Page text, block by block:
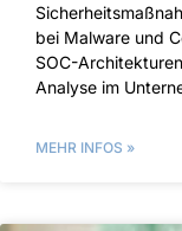
bei Malware und
SOC-
Analyse im
MEHR INFOS »